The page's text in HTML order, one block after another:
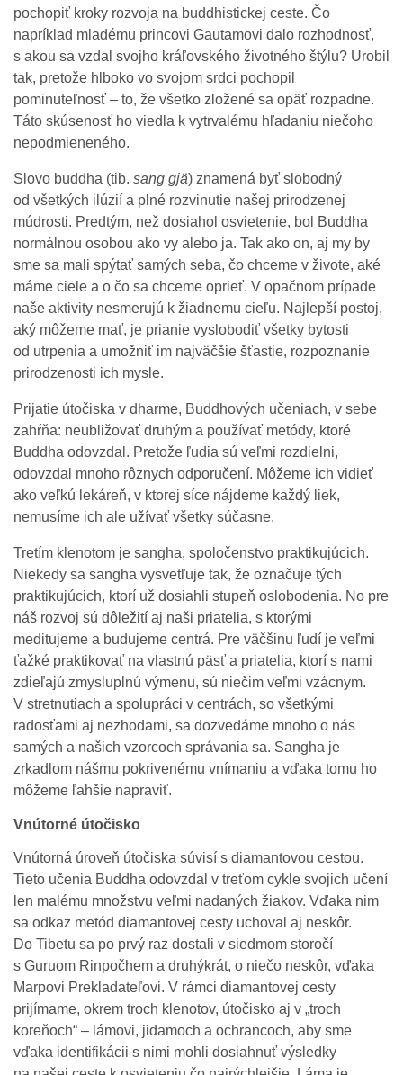
pochopiť kroky rozvoja na buddhistickej ceste. Čo
napríklad mladému princovi Gautamovi dalo rozhodnosť,
s akou sa vzdal svojho kráľovského životného štýlu? Urobil
tak, pretože hlboko vo svojom srdci pochopil
pominuteľnosť – to, že všetko zložené sa opäť rozpadne.
Táto skúsenosť ho viedla k vytrvalému hľadaniu niečoho
nepodmieneného.
Slovo buddha (tib. sang gjä) znamená byť slobodný
od všetkých ilúzií a plné rozvinutie našej prirodzenej
múdrosti. Predtým, než dosiahol osvietenie, bol Buddha
normálnou osobou ako vy alebo ja. Tak ako on, aj my by
sme sa mali spýtať samých seba, čo chceme v živote, aké
máme ciele a o čo sa chceme oprieť. V opačnom prípade
naše aktivity nesmerujú k žiadnemu cieľu. Najlepší postoj,
aký môžeme mať, je prianie vyslobodiť všetky bytosti
od utrpenia a umožniť im najväčšie šťastie, rozpoznanie
prirodzenosti ich mysle.
Prijatie útočiska v dharme, Buddhových učeniach, v sebe
zahŕňa: neubližovať druhým a používať metódy, ktoré
Buddha odovzdal. Pretože ľudia sú veľmi rozdielni,
odovzdal mnoho rôznych odporučení. Môžeme ich vidieť
ako veľkú lekáreň, v ktorej síce nájdeme každý liek,
nemusíme ich ale užívať všetky súčasne.
Tretím klenotom je sangha, spoločenstvo praktikujúcich.
Niekedy sa sangha vysvetľuje tak, že označuje tých
praktikujúcich, ktorí už dosiahli stupeň oslobodenia. No pre
náš rozvoj sú dôležití aj naši priatelia, s ktorými
meditujeme a budujeme centrá. Pre väčšinu ľudí je veľmi
ťažké praktikovať na vlastnú päsť a priatelia, ktorí s nami
zdieľajú zmysluplnú výmenu, sú niečim veľmi vzácnym.
V stretnutiach a spolupráci v centrách, so všetkými
radosťami aj nezhodami, sa dozvedáme mnoho o nás
samých a našich vzorcoch správania sa. Sangha je
zrkadlom nášmu pokrivenému vnímaniu a vďaka tomu ho
môžeme ľahšie napraviť.
Vnútorné útočisko
Vnútorná úroveň útočiska súvisí s diamantovou cestou.
Tieto učenia Buddha odovzdal v treťom cykle svojich učení
len malému množstvu veľmi nadaných žiakov. Vďaka nim
sa odkaz metód diamantovej cesty uchoval aj neskôr.
Do Tibetu sa po prvý raz dostali v siedmom storočí
s Guruom Rinpočhem a druhýkrát, o niečo neskôr, vďaka
Marpovi Prekladateľovi. V rámci diamantovej cesty
prijímame, okrem troch klenotov, útočisko aj v „troch
koreňoch“ – lámovi, jidamoch a ochrancoch, aby sme
vďaka identifikácii s nimi mohli dosiahnuť výsledky